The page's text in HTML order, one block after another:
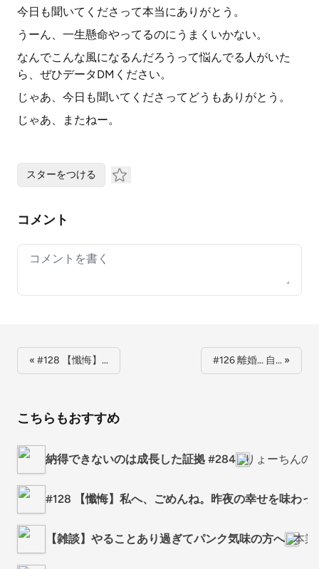
今日も聞いてくださって本当にありがとう。
うーん、一生懸命やってるのにうまくいかない。
なんでこんな風になるんだろうって悩んでる人がいた
ら、ぜひデータDMください。
じゃあ、今日も聞いてくださってどうもありがとう。
じゃあ、またねー。
スターをつける
コメント
Your comment
« #128 【懺悔】… #126 離婚… 自… »
こちらもおすすめ
納得できないのは成長した証拠 #284 りょーちんの
#128 【懺悔】私へ、ごめんね。昨夜の幸せを味わっ
【雑談】やることあり過ぎてパンク気味の方へ 本業